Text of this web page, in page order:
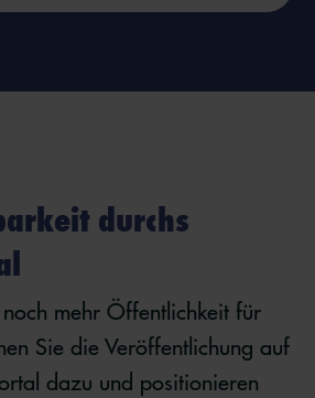
durchs
mehr Öffentlichkeit für
Sie die Veröffentlichung auf
dazu und positionieren